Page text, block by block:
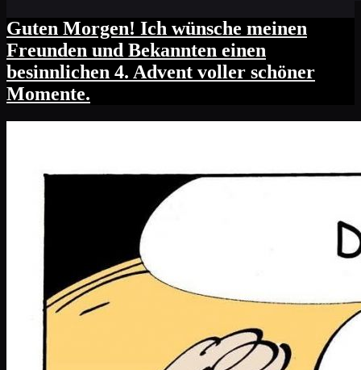
Guten Morgen! Ich wünsche meinen
Freunden und Bekannten einen
besinnlichen 4. Advent voller schöner
Momente.